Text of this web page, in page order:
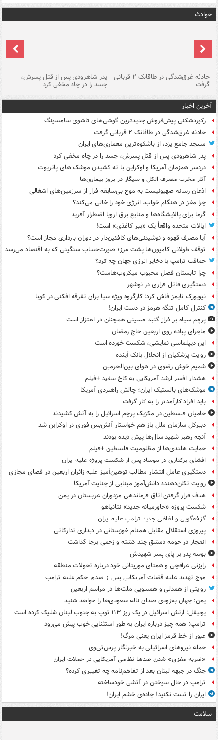
حوادث
حادثه غرق‌شدگی در طاقانک ۲ قربانی
گرفت
پدر شاهرودی پس از قتل پسرش،
جسد را در چاه مخفی کرد
آخرین اخبار
رکوردشکنی پیش‌فروش جدیدترین گوشی‌های تاشوی سامسونگ
حادثه غرق‌شدگی در طاقانک ۲ قربانی گرفت
مسجد جامع یزد، از باشکوه‌ترین معماری‌های ایران
پدر شاهرودی پس از قتل پسرش، جسد را در چاه مخفی کرد
دردسر همزمان آمریکا و اوکراین با ته کشیدن موشک های پاتریوت
آثار مخرب مصرف الکل و سیگار در بروز بیماری‌ها
اذعان رسانه صهیونیست به موج بی‌سابقه فرار از سرزمین‌های اشغالی
چرا مغز در هنگام خواب، انرژی خود را خالی می‌کند؟
گرما برای پالایشگاه‌ها و منابع برق اروپا اضطرار آفرید
ایالات متحده واقعاً یک «ببر کاغذی» است!
آیا مصرف قهوه و نوشیدنی‌های کافئین‌دار در دوران بارداری مجاز است؟
توقف طولانی کامیون‌ها پشت مرز؛ صورت‌حساب سنگینی که به اقتصاد می‌رسد
حماقت ترامپ با ذخایر انرژی جهان چه کرد؟
چرا تابستان فصل محبوب میکروب‌هاست؟
دستگیری قاتل فراری در نوشهر
نیویورک تایمز فاش کرد: کارگروه ویژه سیا برای تفرقه افکنی در کوبا
کنترل کامل تنگه هرمز در دست ایران!
پرچم سیاه بر فراز گنبد حسینی همچنان در اهتزاز است
ماجرای پیاده روی اربعین حاج رمضان
این دیپلماسی نمایشی، شکست خورده است
روایت پزشکیان از انحلال بانک آینده
شمیم خوش رضوی در هوای بین‌الحرمین
هشدار افسر ارشد آمریکایی به کاخ سفید +فیلم
موشک‌های بالستیک ایران؛ چالش راهبردی آمریکا
باید افراد کارآمدتر را به کار گرفت
حامیان فلسطین در مکزیک پرچم اسرائیل را به آتش کشیدند
دبیرکل سازمان ملل باز هم خواستار آتش‌بس فوری در اوکراین شد
آنچه رهبر شهید سال‌ها پیش دیده بودند
حمایت هلندی‌ها از مظلومیت فلسطین +فیلم
افشای برکناری در موساد پس از شکست پروژه علیه ایران
دستگیری عامل انتشار مطالب توهین‌آمیز علیه زائران اربعین در فضای مجازی
روایت تکان‌دهنده دانش‌آموز مینابی از جنایت آمریکا
هدف قرار گرفتن اتاق‌ فرماندهی مزدوران عربستان در یمن
شکست پروژه «خاورمیانه جدید» نتانیاهو
گزافه‌گویی و لفاظی جدید ترامپ علیه ایران
پیروزی استقلال مقابل همنام خوزستانی در دیداری تدارکاتی
انفجار در حومه دمشق چند کشته و زخمی برجا گذاشت
بوسه‌ پدر بر پای پسر شهیدش
رایزنی عراقچی و همتای موریتانی خود درباره تحولات منطقه
موج تهدید علیه قضات آمریکایی پس از صدور حکم علیه ترامپ
روایتی از همدلی و همسویی ملت‌ها در مراسم اربعین
یمن: جهان به‌زودی صدای ناله سعودی‌ها را خواهد شنید
یونیفل: ارتش اسرائیل در یک روز ۱۱۳ توپ به جنوب لبنان شلیک کرده است
ترامپ: همه چیز درباره ایران به طور استثنایی خوب پیش می‌رود
عبور از خط قرمز ایران یعنی مرگ!
حمله نیروهای اسرائیلی به خبرنگار پرس‌تی‌وی
«ضربه مغزی» شدن صدها نظامی آمریکایی در حملات ایران
جنگ در جبهه لبنان بعد از تفاهم‌نامه چه تغییری کرده؟
ترامپ در حال سوختن در آتشی خودساخته
ایران را تست نکنید! جاده‌ی خشم ایران!
سلامت